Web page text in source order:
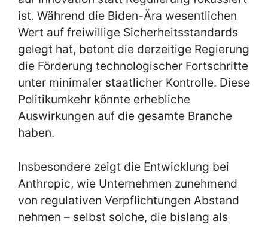
ist. Während die Biden-Ära wesentlichen
Wert auf freiwillige Sicherheitsstandards
gelegt hat, betont die derzeitige Regierung
die Förderung technologischer Fortschritte
unter minimaler staatlicher Kontrolle. Diese
Politikumkehr könnte erhebliche
Auswirkungen auf die gesamte Branche
haben.
Insbesondere zeigt die Entwicklung bei
Anthropic, wie Unternehmen zunehmend
von regulativen Verpflichtungen Abstand
nehmen – selbst solche, die bislang als